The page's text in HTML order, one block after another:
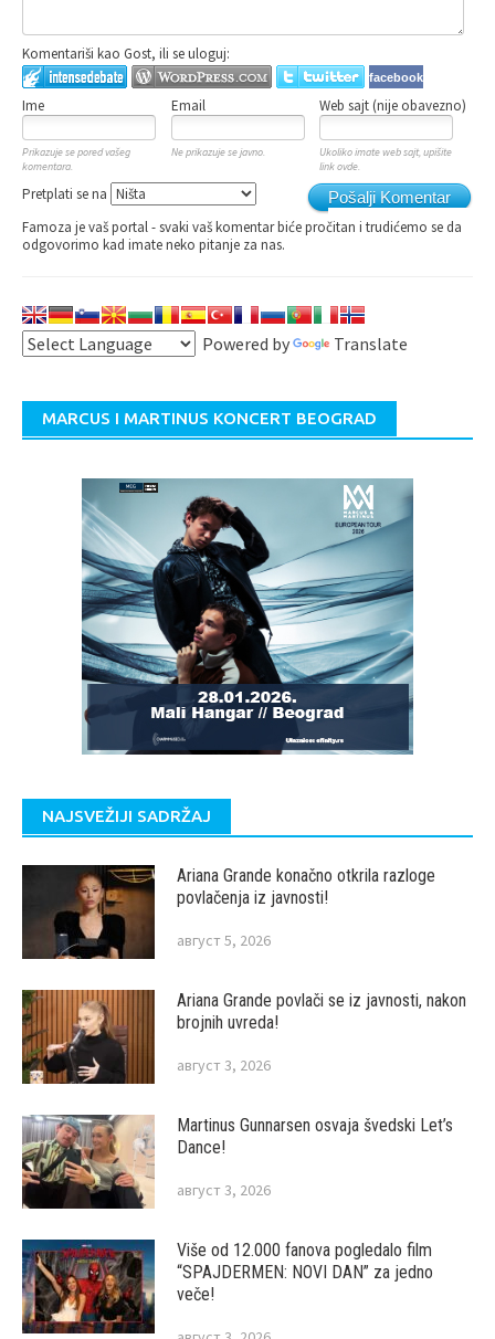
Komentariši kao Gost, ili se uloguj:
facebook
Ime Email Web sajt (nije obavezno)
Prikazuje se pored vašeg
komentara.
Ne prikazuje se javno.
Ukoliko imate web sajt, upišite
link ovde.
Pošalji Komentar
Pretplati se na
Famoza je vaš portal - svaki vaš komentar biće pročitan i trudićemo se da
odgovorimo kad imate neko pitanje za nas.
Powered by Translate
MARCUS I MARTINUS KONCERT BEOGRAD
NAJSVEŽIJI SADRŽAJ
Ariana Grande konačno otkrila razloge
povlačenja iz javnosti!
август 5, 2026
Ariana Grande povlači se iz javnosti, nakon
brojnih uvreda!
август 3, 2026
Martinus Gunnarsen osvaja švedski Let’s
Dance!
август 3, 2026
Više od 12.000 fanova pogledalo film
“SPAJDERMEN: NOVI DAN” za jedno
veče!